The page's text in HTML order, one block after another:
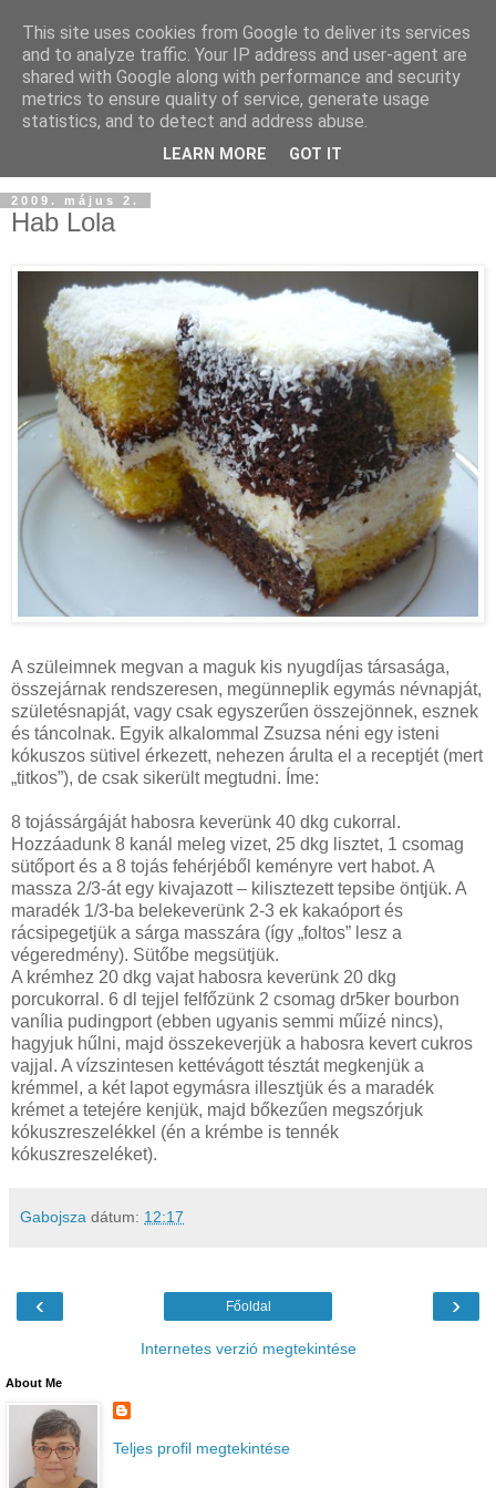
2009. május 2.
Hab Lola
A szüleimnek megvan a maguk kis nyugdíjas társasága,
összejárnak rendszeresen, megünneplik egymás névnapját,
születésnapját, vagy csak egyszerűen összejönnek, esznek
és táncolnak. Egyik alkalommal Zsuzsa néni egy isteni
kókuszos sütivel érkezett, nehezen árulta el a receptjét (mert
„titkos”), de csak sikerült megtudni. Íme:
8 tojássárgáját habosra keverünk 40 dkg cukorral.
Hozzáadunk 8 kanál meleg vizet, 25 dkg lisztet, 1 csomag
sütőport és a 8 tojás fehérjéből keményre vert habot. A
massza 2/3-át egy kivajazott – kilisztezett tepsibe öntjük. A
maradék 1/3-ba belekeverünk 2-3 ek kakaóport és
rácsipegetjük a sárga masszára (így „foltos” lesz a
végeredmény). Sütőbe megsütjük.
A krémhez 20 dkg vajat habosra keverünk 20 dkg
porcukorral. 6 dl tejjel felfőzünk 2 csomag dr5ker bourbon
vanília pudingport (ebben ugyanis semmi műizé nincs),
hagyjuk hűlni, majd összekeverjük a habosra kevert cukros
vajjal. A vízszintesen kettévágott tésztát megkenjük a
krémmel, a két lapot egymásra illesztjük és a maradék
krémet a tetejére kenjük, majd bőkezűen megszórjuk
kókuszreszelékkel (én a krémbe is tennék
kókuszreszeléket).
Gabojsza dátum: 12:17
‹ ›
Főoldal
Internetes verzió megtekintése
About Me
Teljes profil megtekintése
This site uses cookies from Google to deliver its services
and to analyze traffic. Your IP address and user-agent are
shared with Google along with performance and security
metrics to ensure quality of service, generate usage
statistics, and to detect and address abuse.
LEARN MORE GOT IT